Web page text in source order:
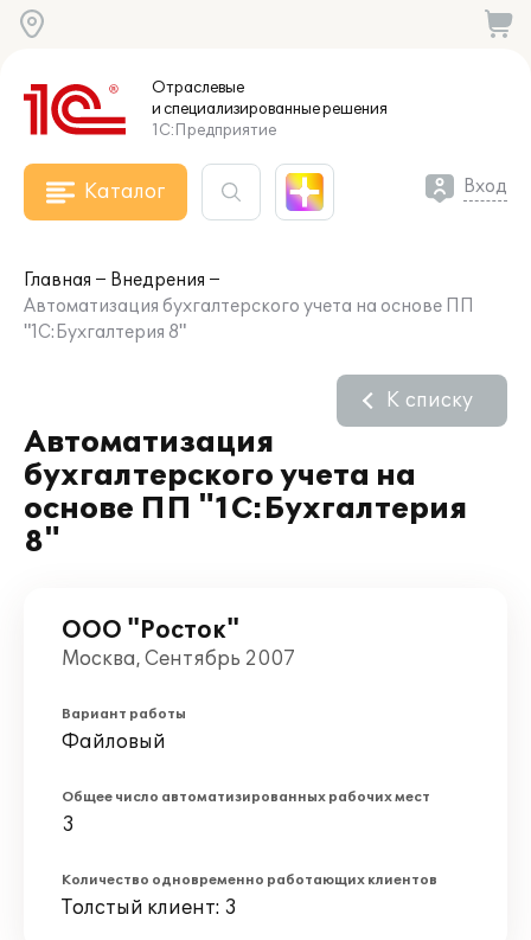
Отраслевые
и специализированныерешения
1С:Предприятие
Каталог Вход
Главная
Внедрения
Автоматизация бухгалтерского учета на основе ПП
"1С:Бухгалтерия 8"
Автоматизация
бухгалтерского учета на
основе ПП "1С:Бухгалтерия
8"
К списку
ООО "Росток"
Москва, Сентябрь 2007
Вариант работы
Файловый
Общее число автоматизированных рабочих мест
3
Количество одновременно работающих клиентов
Толстый клиент: 3